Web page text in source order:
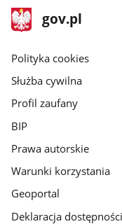
stopka
gov.pl
Strona
gov.pl
gov.pl
Polityka cookies
Służba cywilna
Profil zaufany
BIP
Prawa autorskie
Warunki korzystania
Geoportal
Deklaracja